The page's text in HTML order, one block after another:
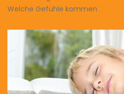
Welche Gefühle kommen